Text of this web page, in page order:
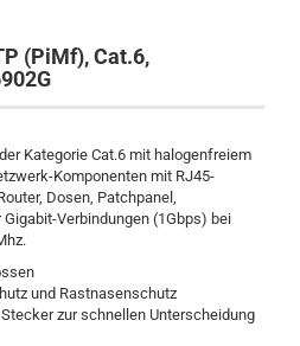
(PiMf), Cat.6,
Kategorie Cat.6 mit halogenfreiem
Komponenten mit RJ45-
Dosen, Patchpanel,
Verbindungen (1Gbps) bei
und Rastnasenschutz
zur schnellen Unterscheidung